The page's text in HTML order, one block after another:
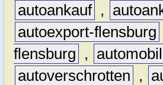
autoankauf ,
autoexport-flensburg
flensburg
,
autoverschrotten
,